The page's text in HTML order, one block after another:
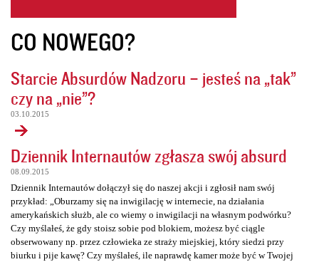
CO NOWEGO?
Starcie Absurdów Nadzoru – jesteś na „tak”
czy na „nie”?
03.10.2015
Dziennik Internautów zgłasza swój absurd
08.09.2015
Dziennik Internautów dołączył się do naszej akcji i zgłosił nam swój
przykład: „Oburzamy się na inwigilację w internecie, na działania
amerykańskich służb, ale co wiemy o inwigilacji na własnym podwórku?
Czy myślałeś, że gdy stoisz sobie pod blokiem, możesz być ciągle
obserwowany np. przez człowieka ze straży miejskiej, który siedzi przy
biurku i pije kawę? Czy myślałeś, ile naprawdę kamer może być w Twojej